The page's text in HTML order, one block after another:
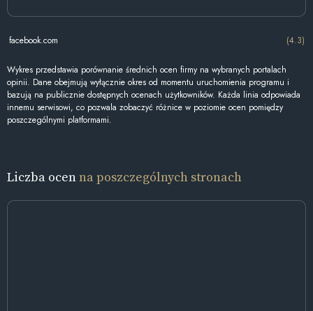
facebook.com (4.3)
Wykres przedstawia porównanie średnich ocen firmy na wybranych portalach
opinii. Dane obejmują wyłącznie okres od momentu uruchomienia programu i
bazują na publicznie dostępnych ocenach użytkowników. Każda linia odpowiada
innemu serwisowi, co pozwala zobaczyć różnice w poziomie ocen pomiędzy
poszczególnymi platformami.
Liczba ocenna poszczególnych stronach